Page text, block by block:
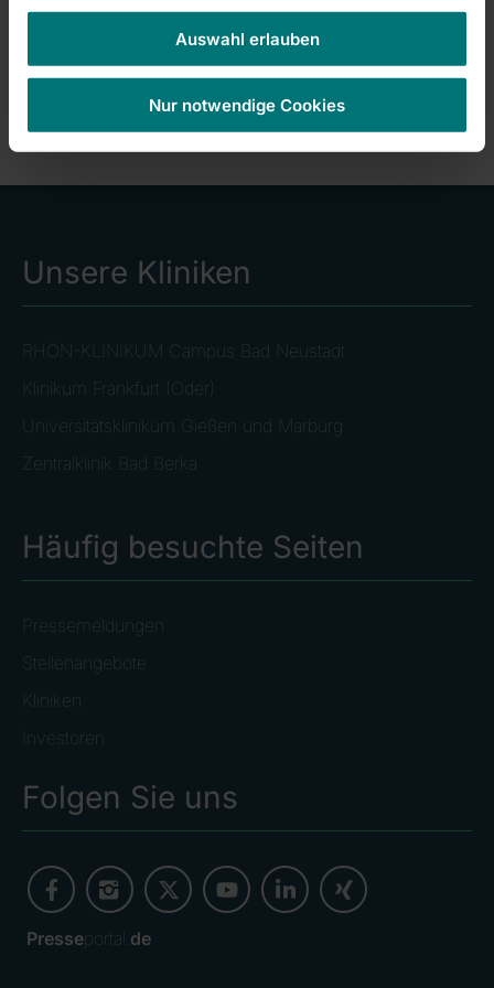
Auswahl erlauben
Nur notwendige Cookies
© Delf Zeh/Zentralklinik
Unsere Kliniken
RHÖN-KLINIKUM Campus Bad Neustadt
Klinikum Frankfurt (Oder)
Universitätsklinikum Gießen und Marburg
Zentralklinik Bad Berka
Häufig besuchte Seiten
Pressemeldungen
Stellenangebote
Kliniken
Investoren
Folgen Sie uns
Presseportal. de